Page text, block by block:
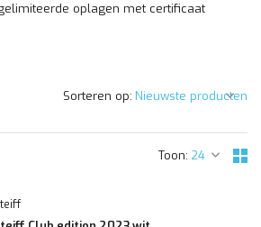
oplagen met certificaat
Toon:
Sorteren op: